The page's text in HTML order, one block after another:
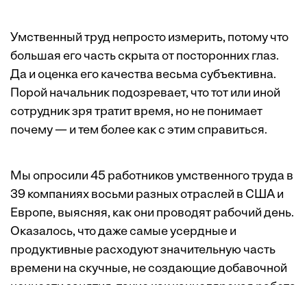
Умственный труд непросто измерить, потому что
большая его часть скрыта от посторонних глаз.
Да и оценка его качества весьма субъективна.
Порой начальник подозревает, что тот или иной
сотрудник зря тратит время, но не понимает
почему — и тем более как с этим справиться.
Мы опросили 45 работников умственного труда в
39 компаниях восьми разных отраслей в США и
Европе, выясняя, как они проводят рабочий день.
Оказалось, что даже самые усердные и
продуктивные расходуют значительную часть
времени на скучные, не создающие добавочной